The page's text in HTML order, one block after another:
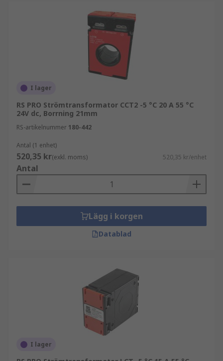
I lager
RS PRO Strömtransformator CCT2 -5 °C 20 A 55 °C
24V dc, Borrning 21mm
RS-artikelnummer 180-442
Antal (1 enhet)
520,35 kr(exkl. moms) 520,35 kr/enhet
Antal
Lägg i korgen
Datablad
I lager